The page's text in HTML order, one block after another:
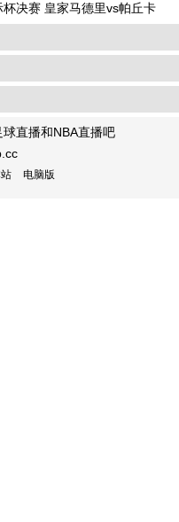
决赛 皇家马德里vs帕丘卡
直播和NBA直播吧
电脑版